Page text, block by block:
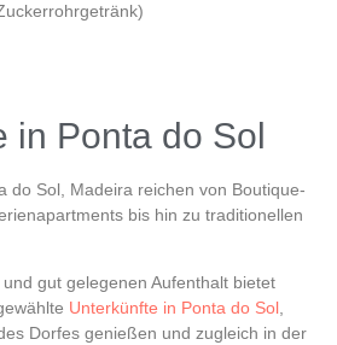
in Ponta do Sol
do Sol, Madeira reichen von Boutique-
bis hin zu traditionellen
gut gelegenen Aufenthalt bietet
Unterkünfte in Ponta do Sol,
Dorfes genießen und zugleich in der